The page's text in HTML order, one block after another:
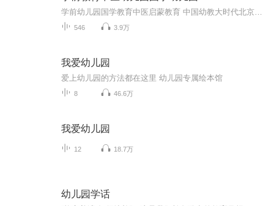
546 3.9万
我爱幼儿园
爱上幼儿园的方法都在这里 幼儿园专属绘本馆
8 46.6万
我爱幼儿园
12 18.7万
幼儿园学话